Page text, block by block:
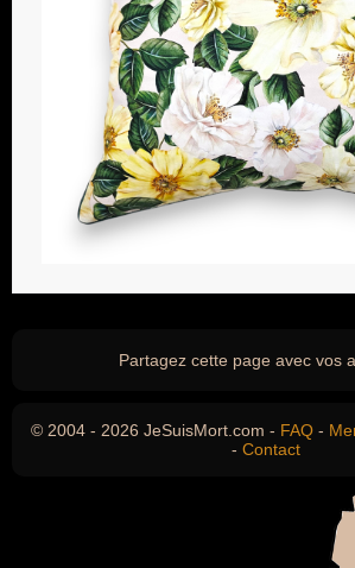
Partagez cette page avec vos
© 2004 - 2026 JeSuisMort.com - FAQ -
- Contact